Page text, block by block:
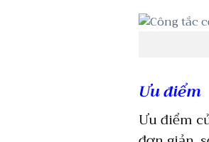
Ưu điểm
Ưu điểm